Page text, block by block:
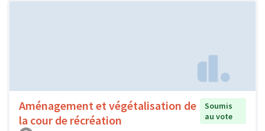
Aménagement et végétalisation de
la cour de récréation
Soumis
au vote